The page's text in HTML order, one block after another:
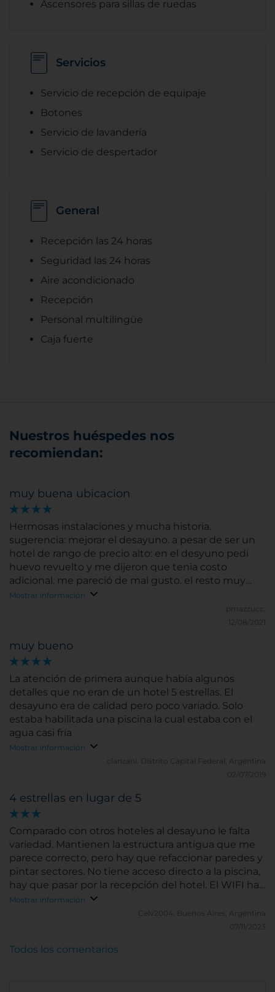
Ascensores para sillas de ruedas
Servicios
Servicio de recepción de equipaje
Botones
Servicio de lavandería
Servicio de despertador
General
Recepción las 24 horas
Seguridad las 24 horas
Aire acondicionado
Recepción
Personal multilingüe
Caja fuerte
Nuestros huéspedes nos
recomiendan:
muy buena ubicacion
Hermosas instalaciones y mucha historia.
sugerencia: mejorar el desayuno. a pesar de ser un
hotel de rango de precio alto: en el desyuno pedi
huevo revuelto y me dijeron que tenia costo
adicional. me pareció de mal gusto. el resto muy
bien. Fui en invierno, la pileta climatizada excelente.
Mostrar información
pmazzucc.
12/08/2021
muy bueno
La atención de primera aunque había algunos
detalles que no eran de un hotel 5 estrellas. El
desayuno era de calidad pero poco variado. Solo
estaba habilitada una piscina la cual estaba con el
agua casi fría
Mostrar información
clanzani.
Distrito Capital Federal, Argentina
02/07/2019
4 estrellas en lugar de 5
Comparado con otros hoteles al desayuno le falta
variedad. Mantienen la estructura antigua que me
parece correcto, pero hay que refaccionar paredes y
pintar sectores. No tiene acceso directo a la piscina,
hay que pasar por la recepción del hotel. El WIFI hay
que activarlo depende el piso y sector en el que uno
esta. No entiendo porque no tienen un WIFI
Tienen que tener un acceso aparte para Huespedes
Mostrar información
Celv2004.
Buenos Aires, Argentina
07/11/2023
Todos los comentarios